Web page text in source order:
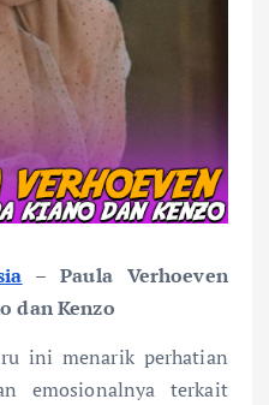
– Paula Verhoeven
dan Kenzo
ini menarik perhatian
emosionalnya terkait